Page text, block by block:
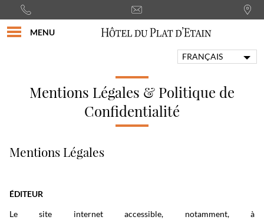
MENU
FRANÇAIS
PORTUGUÊS
ITALIANO
Mentions Légales & Politique de
Confidentialité
Mentions Légales
ÉDITEUR
Le site internet accessible, notamment, à